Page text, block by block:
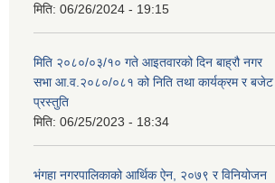
मिति: 06/26/2024 - 19:15
मिति २०८०/०३/१० गते आइतवारको दिन बाह्रौ नगर
सभा आ.व.२०८०/०८१ को निति तथा कार्यक्रम र बजेट
प्रस्तुति
मिति: 06/25/2023 - 18:34
भंगहा नगरपालिकाको आर्थिक ऐन, २०७९ र विनियोजन